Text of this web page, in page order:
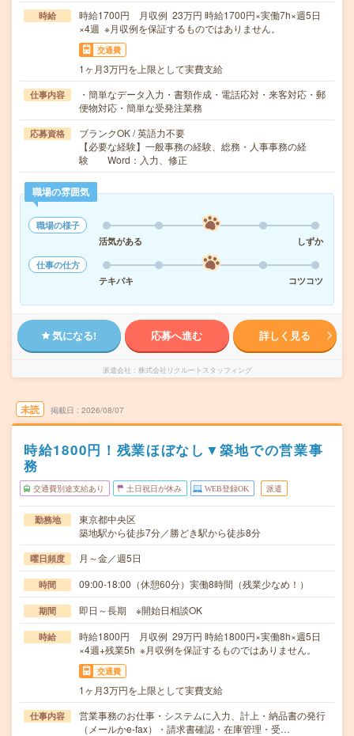
時給
時給1700円 月収例 23万円 時給1700円×実働7h×週5日
×4週 ※月収例を保証するものではありません。
交通費
1ヶ月3万円を上限として実費支給
仕事内容
・簡単なデータ入力・書類作成・電話応対・来客対応・郵
便物対応・簡単な受発注業務
応募資格
ブランクOK / 英語力不要
【必要な経験】一般事務の経験、総務・人事事務の経
験 Word：入力、修正
職場の雰囲気
職場の様子
活気がある
しずか
仕事の仕方
テキパキ
コツコツ
気になる! 応募へ進む 詳しく見る
派遣会社 株式会社リクルートスタッフィング
未読 掲載日 2026/08/07
時給1800円！残業ほぼなし▼築地での営業事
務
交通費別途支給あり 土日祝日が休み WEB登録OK 派遣
勤務地
東京都中央区
築地駅から徒歩7分／勝どき駅から徒歩8分
曜日頻度 月～金／週5日
時間 09:00-18:00（休憩60分）実働8時間（残業少なめ！）
期間 即日～長期 ※開始日相談OK
時給
時給1800円 月収例 29万円 時給1800円×実働8h×週5日
×4週+残業5h ※月収例を保証するものではありません。
交通費
1ヶ月3万円を上限として実費支給
仕事内容
営業事務のお仕事・システムに入力、計上・納品書の発行
（メールかe-fax）・請求書確認・在庫管理・受…